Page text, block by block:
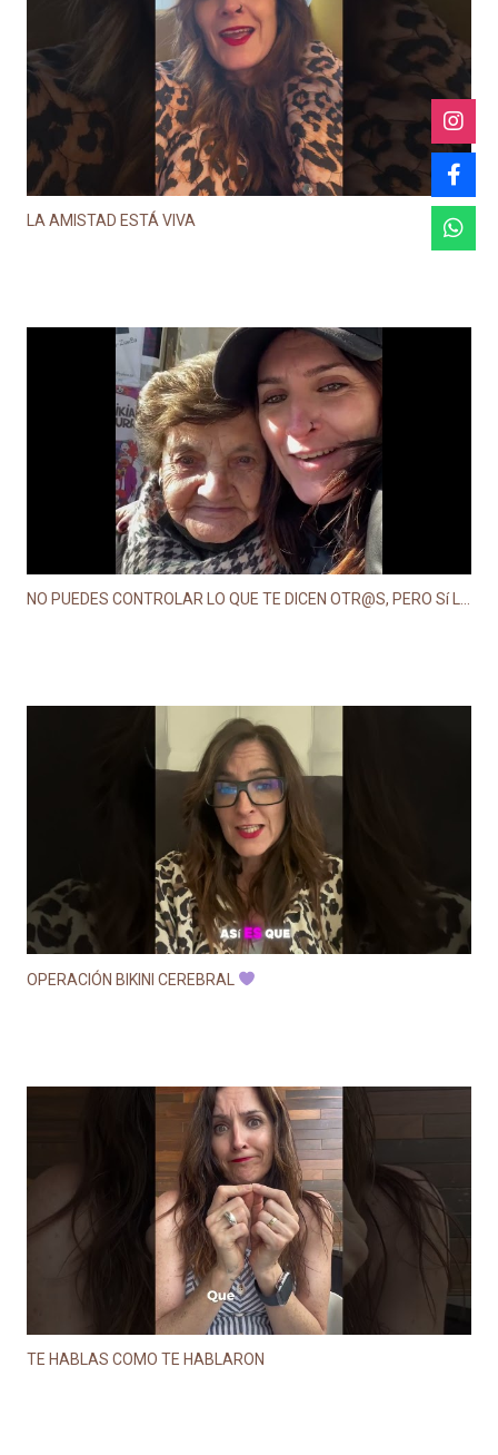
LA AMISTAD ESTÁ VIVA
NO PUEDES CONTROLAR LO QUE TE DICEN OTR@S, PERO Sí LO QUE TE DICES A TI MISM@ #psicologia
OPERACIÓN BIKINI CEREBRAL
TE HABLAS COMO TE HABLARON